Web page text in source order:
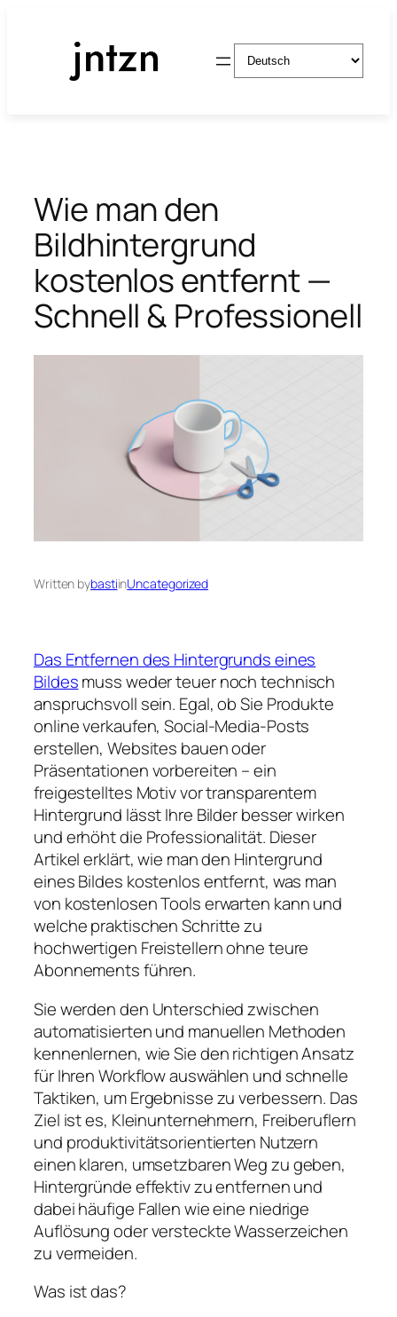
Sprache
auswählen
Wie man den
Bildhintergrund
kostenlos entfernt —
Schnell & Professionell
Written bybastiinUncategorized
Das Entfernen des Hintergrunds eines
Bildesmuss weder teuer noch technisch
anspruchsvoll sein. Egal, ob Sie Produkte
online verkaufen, Social-Media-Posts
erstellen, Websites bauen oder
Präsentationen vorbereiten – ein
freigestelltes Motiv vor transparentem
Hintergrund lässt Ihre Bilder besser wirken
und erhöht die Professionalität. Dieser
Artikel erklärt, wie man den Hintergrund
eines Bildes kostenlos entfernt, was man
von kostenlosen Tools erwarten kann und
welche praktischen Schritte zu
hochwertigen Freistellern ohne teure
Abonnements führen.
Sie werden den Unterschied zwischen
automatisierten und manuellen Methoden
kennenlernen, wie Sie den richtigen Ansatz
für Ihren Workflow auswählen und schnelle
Taktiken, um Ergebnisse zu verbessern. Das
Ziel ist es, Kleinunternehmern, Freiberuflern
und produktivitätsorientierten Nutzern
einen klaren, umsetzbaren Weg zu geben,
Hintergründe effektiv zu entfernen und
dabei häufige Fallen wie eine niedrige
Auflösung oder versteckte Wasserzeichen
zu vermeiden.
Was ist das?